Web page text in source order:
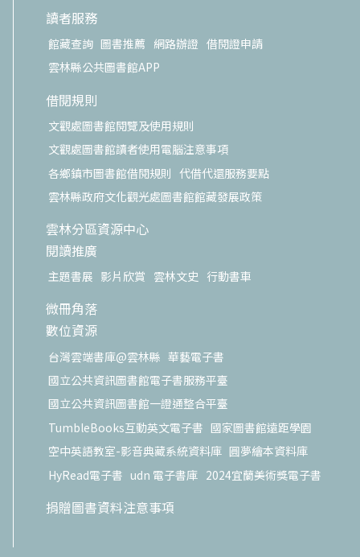
讀者服務
館藏查詢 圖書推薦 網路辦證 借閱證申請
雲林縣公共圖書館APP
借閱規則
文觀處圖書館閱覽及使用規則
文觀處圖書館讀者使用電腦注意事項
各鄉鎮市圖書館借閱規則 代借代還服務要點
雲林縣政府文化觀光處圖書館館藏發展政策
雲林分區資源中心
閱讀推廣
主題書展 影片欣賞 雲林文史 行動書車
微冊角落
數位資源
台灣雲端書庫@雲林縣 華藝電子書
國立公共資訊圖書館電子書服務平臺
國立公共資訊圖書館一證通整合平臺
TumbleBooks互動英文電子書 國家圖書館遠距學園
空中英語教室-影音典藏系統資料庫 圓夢繪本資料庫
HyRead電子書 udn 電子書庫 2024宜蘭美術獎電子書
捐贈圖書資料注意事項